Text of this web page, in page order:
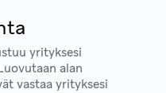
yrityksesi
alan
vastaa yrityksesi